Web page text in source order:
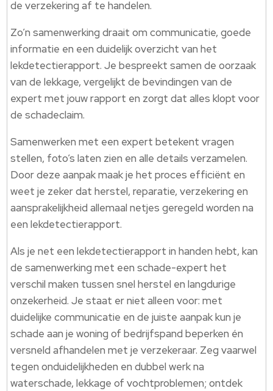
de verzekering af te handelen.
Zo’n samenwerking draait om communicatie, goede
informatie en een duidelijk overzicht van het
lekdetectierapport. Je bespreekt samen de oorzaak
van de lekkage, vergelijkt de bevindingen van de
expert met jouw rapport en zorgt dat alles klopt voor
de schadeclaim.
Samenwerken met een expert betekent vragen
stellen, foto’s laten zien en alle details verzamelen.
Door deze aanpak maak je het proces efficiënt en
weet je zeker dat herstel, reparatie, verzekering en
aansprakelijkheid allemaal netjes geregeld worden na
een lekdetectierapport.
Als je net een lekdetectierapport in handen hebt, kan
de samenwerking met een schade-expert het
verschil maken tussen snel herstel en langdurige
onzekerheid. Je staat er niet alleen voor: met
duidelijke communicatie en de juiste aanpak kun je
schade aan je woning of bedrijfspand beperken én
versneld afhandelen met je verzekeraar. Zeg vaarwel
tegen onduidelijkheden en dubbel werk na
waterschade, lekkage of vochtproblemen; ontdek